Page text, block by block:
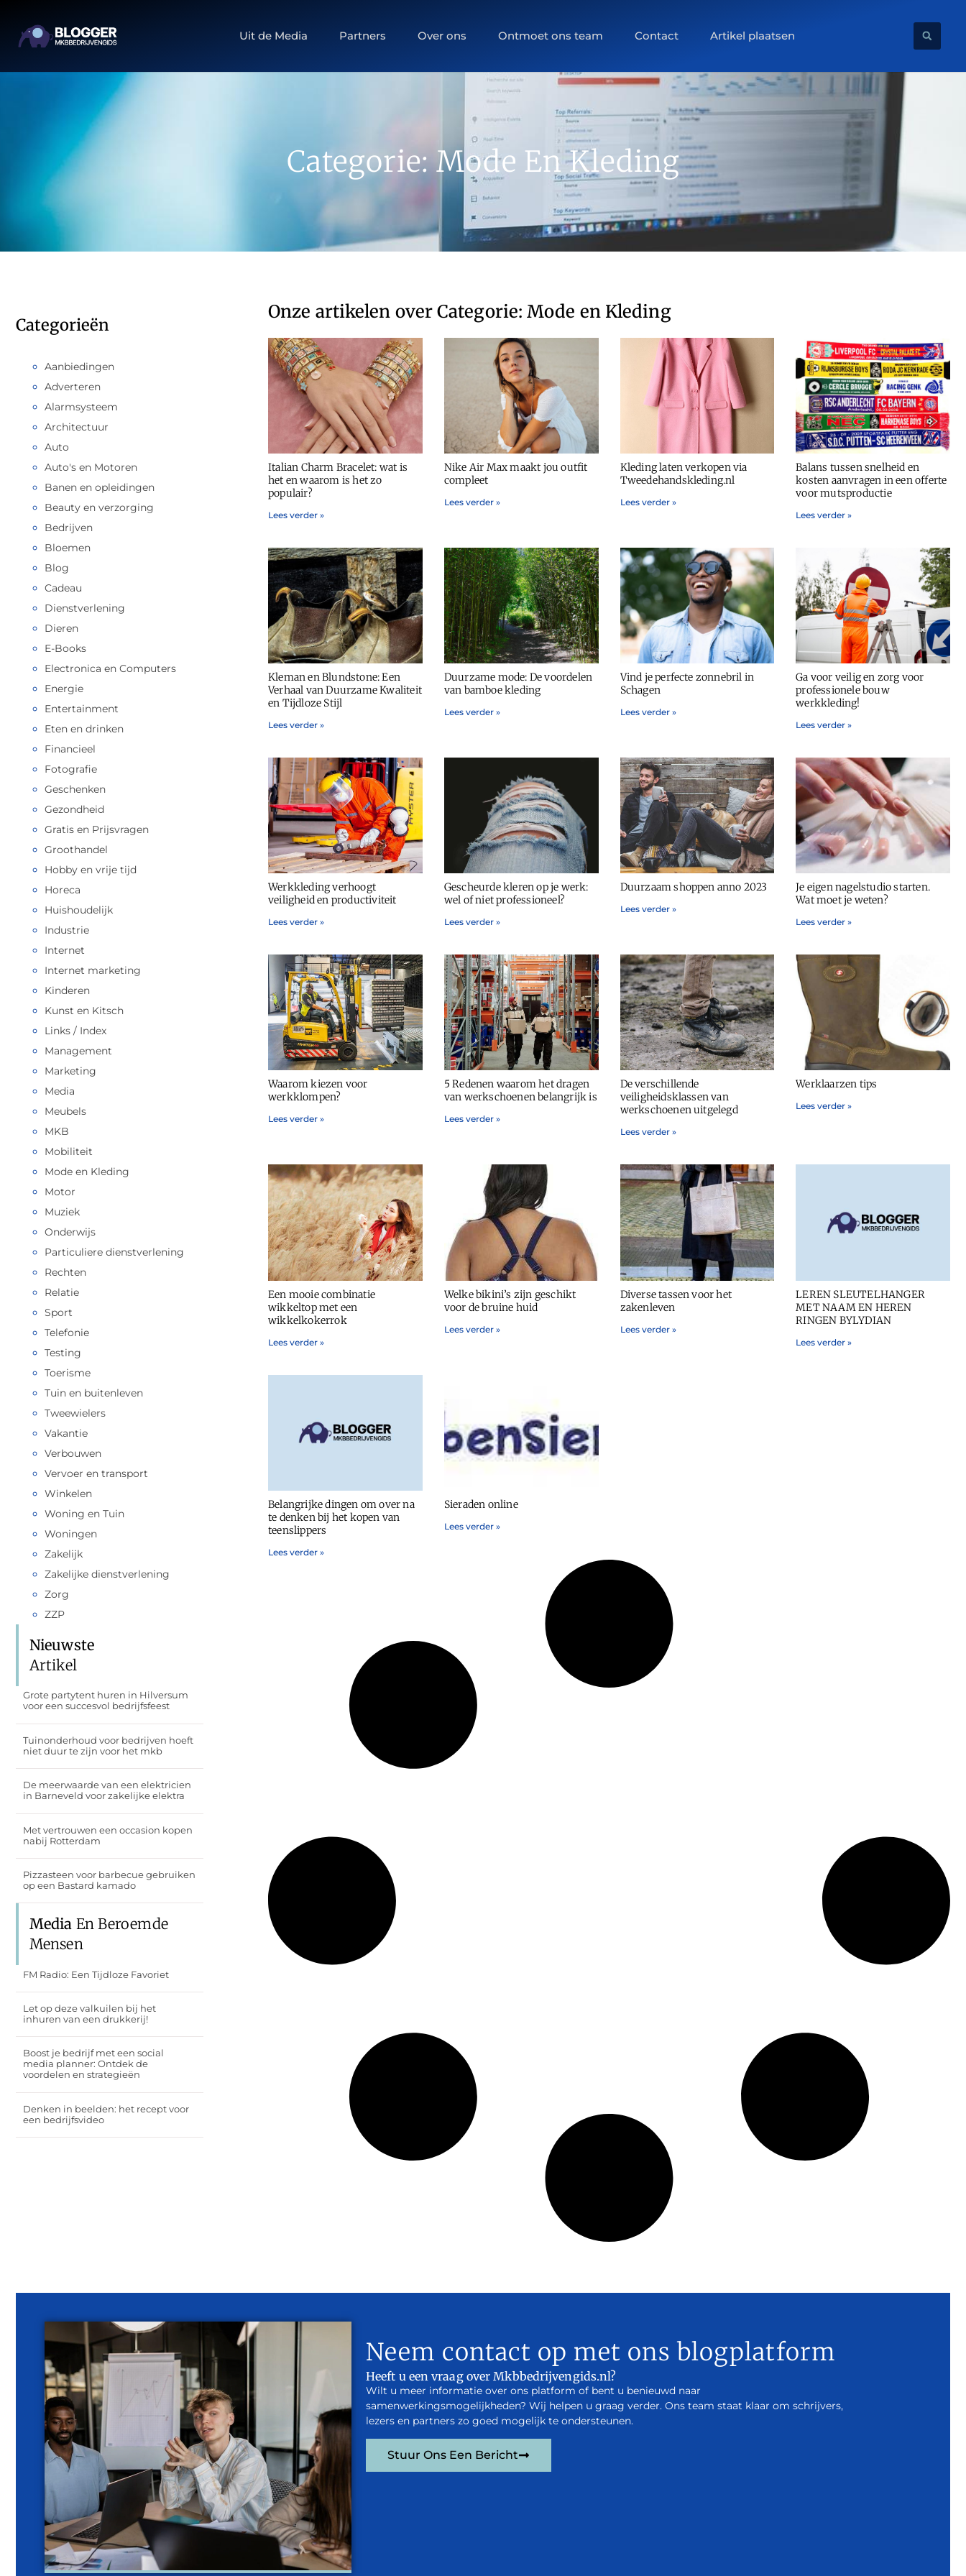
Uit de Media Partners Over ons Ontmoet ons team Contact Artikel plaatsen
Categorie: Mode En Kleding
Categorieën
Aanbiedingen
Adverteren
Alarmsysteem
Architectuur
Auto
Auto's en Motoren
Banen en opleidingen
Beauty en verzorging
Bedrijven
Bloemen
Blog
Cadeau
Dienstverlening
Dieren
E-Books
Electronica en Computers
Energie
Entertainment
Eten en drinken
Financieel
Fotografie
Geschenken
Gezondheid
Gratis en Prijsvragen
Groothandel
Hobby en vrije tijd
Horeca
Huishoudelijk
Industrie
Internet
Internet marketing
Kinderen
Kunst en Kitsch
Links / Index
Management
Marketing
Media
Meubels
MKB
Mobiliteit
Mode en Kleding
Motor
Muziek
Onderwijs
Particuliere dienstverlening
Rechten
Relatie
Sport
Telefonie
Testing
Toerisme
Tuin en buitenleven
Tweewielers
Vakantie
Verbouwen
Vervoer en transport
Winkelen
Woning en Tuin
Woningen
Zakelijk
Zakelijke dienstverlening
Zorg
ZZP
Nieuwste
Artikel
Grote partytent huren in Hilversum
voor een succesvol bedrijfsfeest
Tuinonderhoud voor bedrijven hoeft
niet duur te zijn voor het mkb
De meerwaarde van een elektricien
in Barneveld voor zakelijke elektra
Met vertrouwen een occasion kopen
nabij Rotterdam
Pizzasteen voor barbecue gebruiken
op een Bastard kamado
Media En Beroemde
Mensen
FM Radio: Een Tijdloze Favoriet
Let op deze valkuilen bij het
inhuren van een drukkerij!
Boost je bedrijf met een social
media planner: Ontdek de
voordelen en strategieën
Denken in beelden: het recept voor
een bedrijfsvideo
Onze artikelen over Categorie: Mode en Kleding
Italian Charm Bracelet: wat is
het en waarom is het zo
populair?
Lees verder »
Nike Air Max maakt jou outfit
compleet
Lees verder »
Kleding laten verkopen via
Tweedehandskleding.nl
Lees verder »
Balans tussen snelheid en
kosten aanvragen in een offerte
voor mutsproductie
Lees verder »
Kleman en Blundstone: Een
Verhaal van Duurzame Kwaliteit
en Tijdloze Stijl
Lees verder »
Duurzame mode: De voordelen
van bamboe kleding
Lees verder »
Vind je perfecte zonnebril in
Schagen
Lees verder »
Ga voor veilig en zorg voor
professionele bouw
werkkleding!
Lees verder »
Werkkleding verhoogt
veiligheid en productiviteit
Lees verder »
Gescheurde kleren op je werk:
wel of niet professioneel?
Lees verder »
Duurzaam shoppen anno 2023
Lees verder »
Je eigen nagelstudio starten.
Wat moet je weten?
Lees verder »
Waarom kiezen voor
werkklompen?
Lees verder »
5 Redenen waarom het dragen
van werkschoenen belangrijk is
Lees verder »
De verschillende
veiligheidsklassen van
werkschoenen uitgelegd
Lees verder »
Werklaarzen tips
Lees verder »
Een mooie combinatie
wikkeltop met een
wikkelkokerrok
Lees verder »
Welke bikini’s zijn geschikt
voor de bruine huid
Lees verder »
Diverse tassen voor het
zakenleven
Lees verder »
LEREN SLEUTELHANGER
MET NAAM EN HEREN
RINGEN BYLYDIAN
Lees verder »
Belangrijke dingen om over na
te denken bij het kopen van
teenslippers
Lees verder »
Sieraden online
Lees verder »
Neem contact op met ons blogplatform
Heeft u een vraag over Mkbbedrijvengids.nl?
Wilt u meer informatie over ons platform of bent u benieuwd naar
samenwerkingsmogelijkheden? Wij helpen u graag verder. Ons team staat klaar om schrijvers,
lezers en partners zo goed mogelijk te ondersteunen.
Stuur Ons Een Bericht